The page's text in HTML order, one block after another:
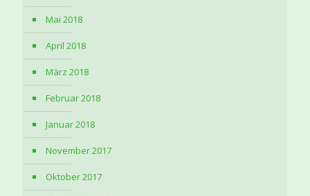
Mai 2018
April 2018
März 2018
Februar 2018
Januar 2018
November 2017
Oktober 2017